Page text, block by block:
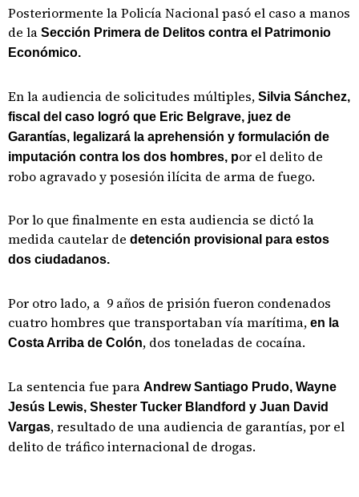
Posteriormente la Policía Nacional pasó el caso a manos
de la Sección Primera de Delitos contra el Patrimonio
Económico.
En la audiencia de solicitudes múltiples, Silvia Sánchez,
fiscal del caso logró que Eric Belgrave, juez de
Garantías, legalizará la aprehensión y formulación de
imputación contra los dos hombres, por el delito de
robo agravado y posesión ilícita de arma de fuego.
Por lo que finalmente en esta audiencia se dictó la
medida cautelar de detención provisional para estos
dos ciudadanos.
Por otro lado, a 9 años de prisión fueron condenados
cuatro hombres que transportaban vía marítima, en la
Costa Arriba de Colón, dos toneladas de cocaína.
La sentencia fue para Andrew Santiago Prudo, Wayne
Jesús Lewis, Shester Tucker Blandford y Juan David
Vargas, resultado de una audiencia de garantías, por el
delito de tráfico internacional de drogas.